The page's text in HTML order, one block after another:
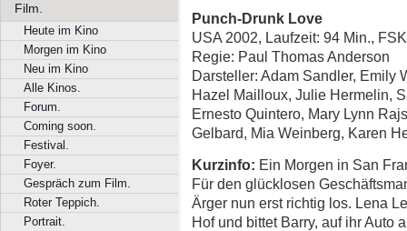
Film.
Heute im Kino
Morgen im Kino
Neu im Kino
Alle Kinos.
Forum.
Coming soon.
Festival.
Foyer.
Gespräch zum Film.
Roter Teppich.
Portrait.
Punch-Drunk Love
USA 2002, Laufzeit: 94 Min.,
Regie: Paul Thomas Anderson
Darsteller: Adam Sandler, Emily
Hazel Mailloux, Julie Hermelin,
Ernesto Quintero, Mary Lynn
Gelbard, Mia Weinberg, Karen
Kurzinfo: Ein Morgen in San
Für den glücklosen
Ärger nun erst richtig los. Lena
Hof und bittet Barry, auf ihr Auto